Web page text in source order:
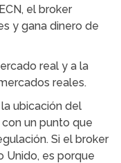
el broker
y gana dinero de
real y a la
reales.
ubicación del
un punto que
Si el broker
Unido, es porque